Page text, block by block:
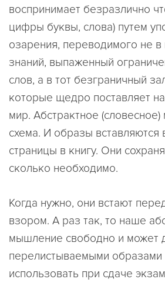
воспринимает безразлично
цифры буквы, слова) путем
озарения, переводимого не в
знаний, выпаженный
слов, а в тот безграничный
которые щедро поставляет
мир. Абстрактное
схема. И образы вставляются
страницы в книгу. Они
сколько необходимо.
Когда нужно, они встают
взором. А раз так, то наше
мышление свободно и может
перелистываемыми образами
использовать при сдаче